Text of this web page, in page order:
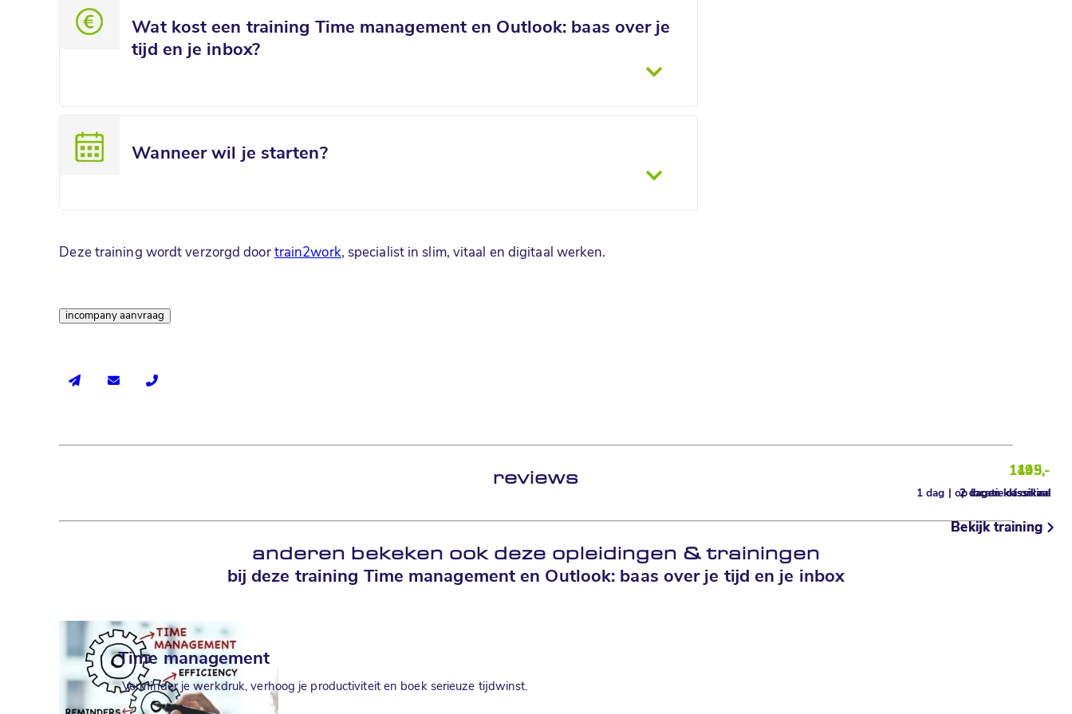
Wat kost een training Time management en Outlook: baas over je
tijd en je inbox?
Wanneer wil je starten?
Deze training wordt verzorgd door train2work, specialist in slim, vitaal en digitaal werken.
incompany aanvraag
reviews
anderen bekeken ook deze opleidingen &trainingen
bij deze training Time management en Outlook: baas over je tijd en je inbox
Time management
Verminder je werkdruk, verhoog je productiviteit en boek serieuze tijdwinst.
1195,-
2 dagen klassikaal
Bekijk training
1195,-
2 dagen klassikaal
Bekijk training
449,-
1 dag | op locatie of online
Bekijk training